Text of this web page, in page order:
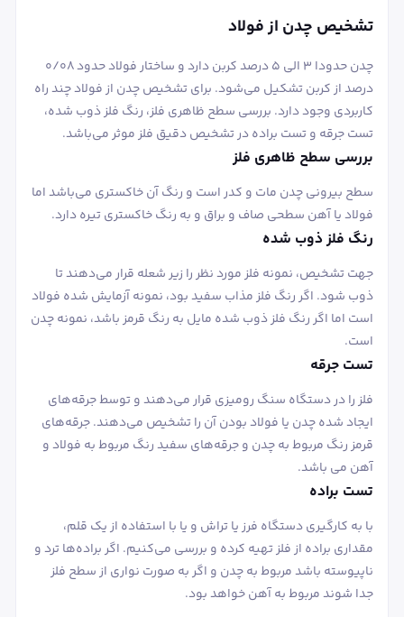
تشخیص چدن از فولاد
چدن حدودا 3 الی 5 درصد کربن دارد و ساختار فولاد حدود 0/08
درصد از کربن تشکیل می‌شود. برای تشخیص چدن از فولاد چند راه
کاربردی وجود دارد. بررسی سطح ظاهری فلز، رنگ فلز ذوب شده،
تست جرقه و تست براده در تشخیص دقیق فلز موثر می‌باشد.
بررسی سطح ظاهری فلز
سطح بیرونی چدن مات و کدر است و رنگ آن خاکستری می‌باشد اما
فولاد یا آهن سطحی صاف و براق و به رنگ خاکستری تیره دارد.
رنگ فلز ذوب شده
جهت تشخیص، نمونه فلز مورد نظر را زیر شعله قرار می‌دهند تا
ذوب شود. اگر رنگ فلز مذاب سفید بود، نمونه آزمایش شده فولاد
است اما اگر رنگ فلز ذوب شده مایل به رنگ قرمز باشد، نمونه چدن
است.
تست جرقه
فلز را در دستگاه سنگ رومیزی قرار می‌دهند و توسط جرقه‌های
ایجاد شده چدن یا فولاد بودن آن را تشخیص می‌دهند. جرقه‌های
قرمز رنگ مربوط به چدن و جرقه‌های سفید رنگ مربوط به فولاد و
آهن می ‌باشد.
تست براده
با به کارگیری دستگاه فرز یا تراش و یا با استفاده از یک قلم،
مقداری براده از فلز تهیه کرده و بررسی می‌کنیم. اگر براده‌ها ترد و
ناپیوسته باشد مربوط به چدن و اگر به صورت نواری از سطح فلز
جدا شوند مربوط به آهن خواهد بود.